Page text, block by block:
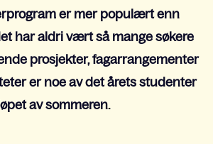
er mer populært enn
har aldri vært så mange søkere
prosjekter, fagarrangementer
er noe av det årets studenter
av sommeren.